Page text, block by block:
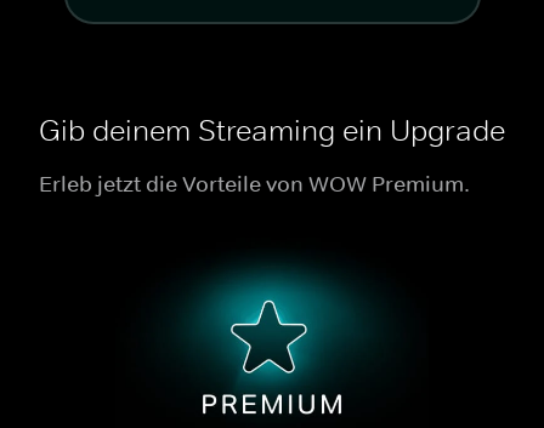
Gib deinem Streaming ein Upgrade
Erleb jetzt die Vorteile von WOW Premium.